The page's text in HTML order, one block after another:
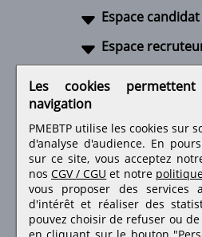
Espace candidat
Espace
Retrouvez-nous sur
Les cookies
navigation
PMEBTP utilise les cookies sur
d'analyse d'audience. En
sur ce site, vous acceptez
nos CGV / CGU et notre
vous proposer des services
d'intérêt et réaliser des
pouvez choisir de refuser ou